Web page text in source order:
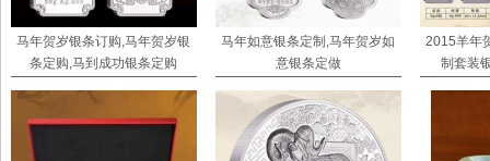
马年贺岁银条订购,马年贺岁银
条定购,马到成功银条定购
马年如意银条定制,马年贺岁如
意银条定做
2015羊年
制套装